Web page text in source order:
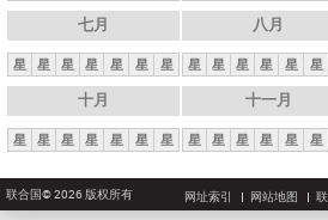
七月
星 星 星 星 星 星 星
八月
星 星 星 星 星 星
十月
星 星 星 星 星 星 星
十一月
星 星 星 星 星 星
联合国© 2026 版权所有 网址索引 网站地图